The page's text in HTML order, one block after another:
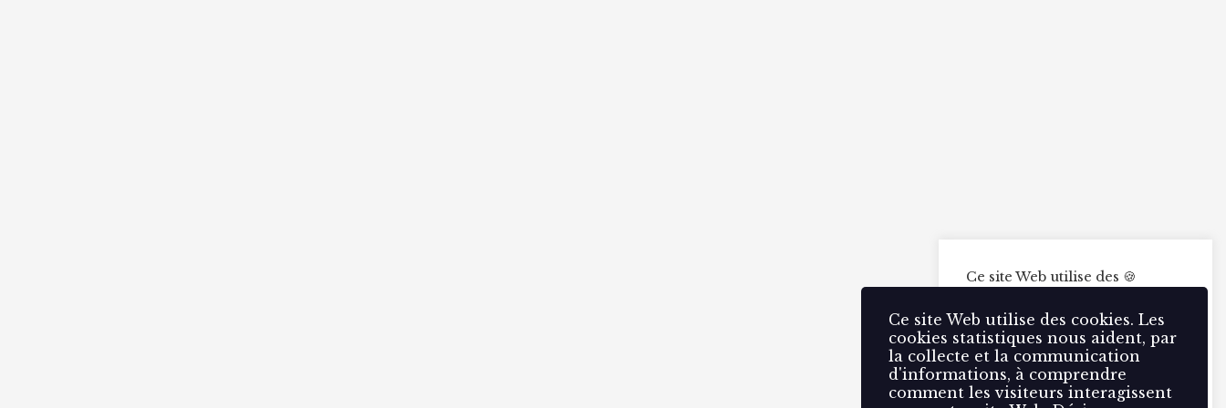
Ce site Web utilise des 🍪
statistiques nous aident, par la
collecte et la communication
d'informations, à comprendre
comment les visiteurs
interagissent avec notre site
Web.
Ce site Web utilise des cookies. Les
cookies statistiques nous aident, par
la collecte et la communication
d'informations, à comprendre
comment les visiteurs interagissent